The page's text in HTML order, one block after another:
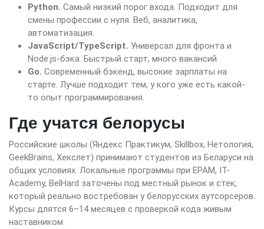
Python. Самый низкий порог входа. Подходит для
смены профессии с нуля. Веб, аналитика,
автоматизация.
JavaScript/TypeScript. Универсал для фронта и
Node.js-бэка. Быстрый старт, много вакансий.
Go. Современный бэкенд, высокие зарплаты на
старте. Лучше подходит тем, у кого уже есть какой-
то опыт программирования.
Где учатся белорусы
Российские школы (Яндекс Практикум, Skillbox, Нетология,
GeekBrains, Хекслет) принимают студентов из Беларуси на
общих условиях. Локальные программы при EPAM, IT-
Academy, BelHard заточены под местный рынок и стек,
который реально востребован у белорусских аутсорсеров.
Курсы длятся 6–14 месяцев с проверкой кода живым
наставником.